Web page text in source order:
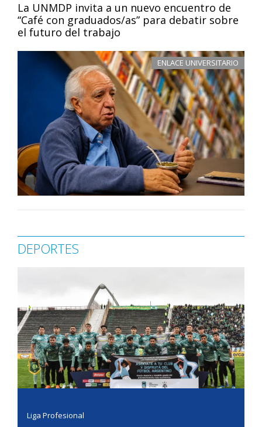
La UNMDP invita a un nuevo encuentro de
“Café con graduados/as” para debatir sobre
el futuro del trabajo
ENLACE UNIVERSITARIO
DEPORTES
Liga Profesional